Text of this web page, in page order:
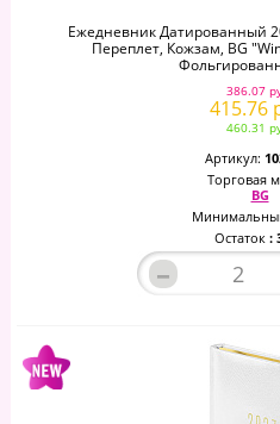
Ежедневник Датированный
Переплет, Кожзам, BG
386.07
415.76
460.31
Артикул:
Торговая
BG
Остаток :
–